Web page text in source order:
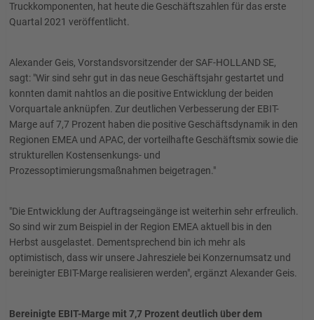
Truckkomponenten, hat heute die Geschäftszahlen für das erste
Quartal 2021 veröffentlicht.
Alexander Geis, Vorstandsvorsitzender der SAF-HOLLAND SE,
sagt: "Wir sind sehr gut in das neue Geschäftsjahr gestartet und
konnten damit nahtlos an die positive Entwicklung der beiden
Vorquartale anknüpfen. Zur deutlichen Verbesserung der EBIT-
Marge auf 7,7 Prozent haben die positive Geschäftsdynamik in den
Regionen EMEA und APAC, der vorteilhafte Geschäftsmix sowie die
strukturellen Kostensenkungs- und
Prozessoptimierungsmaßnahmen beigetragen."
"Die Entwicklung der Auftragseingänge ist weiterhin sehr erfreulich.
So sind wir zum Beispiel in der Region EMEA aktuell bis in den
Herbst ausgelastet. Dementsprechend bin ich mehr als
optimistisch, dass wir unsere Jahresziele bei Konzernumsatz und
bereinigter EBIT-Marge realisieren werden", ergänzt Alexander Geis.
Bereinigte EBIT-Marge mit 7,7 Prozent deutlich über dem